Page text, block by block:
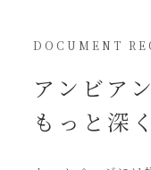
DOCUMENT
アンビア
もっと深